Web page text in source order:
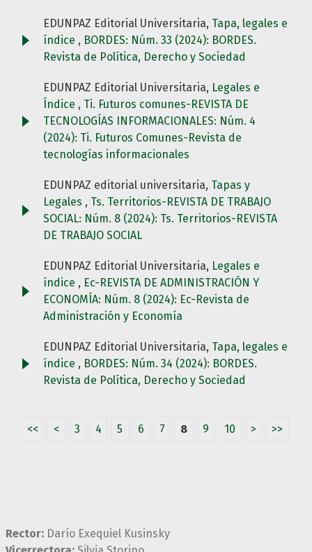
EDUNPAZ Editorial Universitaria, Tapa, legales e
índice , BORDES: Núm. 33 (2024): BORDES.
Revista de Política, Derecho y Sociedad
EDUNPAZ Editorial Universitaria, Legales e
Índice , Ti. Futuros comunes-REVISTA DE
TECNOLOGÍAS INFORMACIONALES: Núm. 4
(2024): Ti. Futuros Comunes-Revista de
tecnologías informacionales
EDUNPAZ editorial universitaria, Tapas y
Legales , Ts. Territorios-REVISTA DE TRABAJO
SOCIAL: Núm. 8 (2024): Ts. Territorios-REVISTA
DE TRABAJO SOCIAL
EDUNPAZ Editorial Universitaria, Legales e
índice , Ec-REVISTA DE ADMINISTRACIÓN Y
ECONOMÍA: Núm. 8 (2024): Ec-Revista de
Administración y Economía
EDUNPAZ Editorial Universitaria, Tapa, legales e
índice , BORDES: Núm. 34 (2024): BORDES.
Revista de Política, Derecho y Sociedad
<< < 3 4 5 6 7 8 9 10 > >>
Rector: Darío Exequiel Kusinsky